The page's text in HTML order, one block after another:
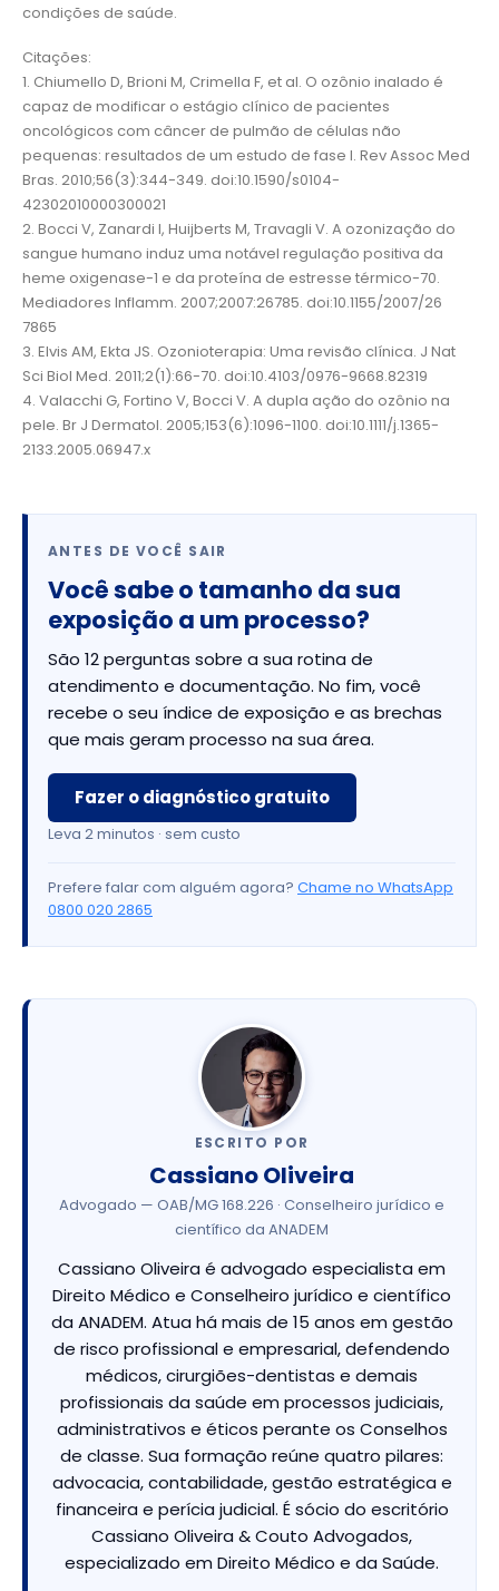
condições de saúde.
Citações:
1. Chiumello D, Brioni M, Crimella F, et al. O ozônio inalado é
capaz de modificar o estágio clínico de pacientes
oncológicos com câncer de pulmão de células não
pequenas: resultados de um estudo de fase I. Rev Assoc Med
Bras. 2010;56(3):344-349. doi:10.1590/s0104-
42302010000300021
2. Bocci V, Zanardi I, Huijberts M, Travagli V. A ozonização do
sangue humano induz uma notável regulação positiva da
heme oxigenase-1 e da proteína de estresse térmico-70.
Mediadores Inflamm. 2007;2007:26785. doi:10.1155/2007/26
7865
3. Elvis AM, Ekta JS. Ozonioterapia: Uma revisão clínica. J Nat
Sci Biol Med. 2011;2(1):66-70. doi:10.4103/0976-9668.82319
4. Valacchi G, Fortino V, Bocci V. A dupla ação do ozônio na
pele. Br J Dermatol. 2005;153(6):1096-1100. doi:10.1111/j.1365-
2133.2005.06947.x
ANTES DE VOCÊ SAIR
Você sabe o tamanho da sua
exposição a um processo?
São 12 perguntas sobre a sua rotina de
atendimento e documentação. No fim, você
recebe o seu índice de exposição e as brechas
que mais geram processo na sua área.
Fazer o diagnóstico gratuito
Leva 2 minutos · sem custo
Prefere falar com alguém agora? Chame no WhatsApp
0800 020 2865
ESCRITO POR
Cassiano Oliveira
Advogado — OAB/MG 168.226 · Conselheiro jurídico e
científico da ANADEM
Cassiano Oliveira é advogado especialista em
Direito Médico e Conselheiro jurídico e científico
da ANADEM. Atua há mais de 15 anos em gestão
de risco profissional e empresarial, defendendo
médicos, cirurgiões-dentistas e demais
profissionais da saúde em processos judiciais,
administrativos e éticos perante os Conselhos
de classe. Sua formação reúne quatro pilares:
advocacia, contabilidade, gestão estratégica e
financeira e perícia judicial. É sócio do escritório
Cassiano Oliveira & Couto Advogados,
especializado em Direito Médico e da Saúde.